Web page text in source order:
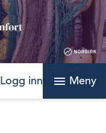
Logg inn menu Meny